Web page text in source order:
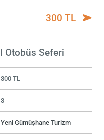
300 TL
Otobüs Seferi
300 TL
3
Yeni Gümüşhane Turizm